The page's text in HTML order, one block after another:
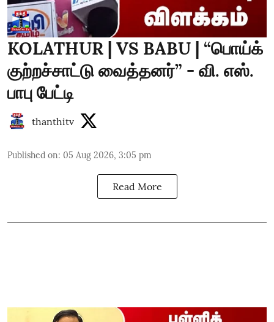
KOLATHUR | VS BABU | “பொய்க்
குற்றச்சாட்டு வைத்தனர்” - வி. எஸ்.
பாபு பேட்டி
thanthitv
Published on: 05 Aug 2026, 3:05 pm
Read More